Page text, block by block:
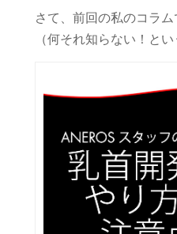
さて、前回の私のコラ
（何それ知らない！と